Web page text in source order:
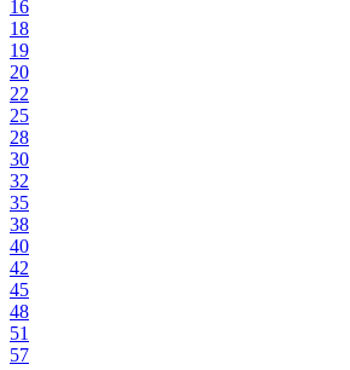
16
18
19
20
22
25
28
30
32
35
38
40
42
45
48
51
57